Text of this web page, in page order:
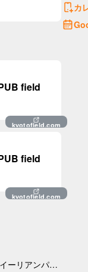
field
kyotofield.com
field
kyotofield.com
ーリアンパイ
カ